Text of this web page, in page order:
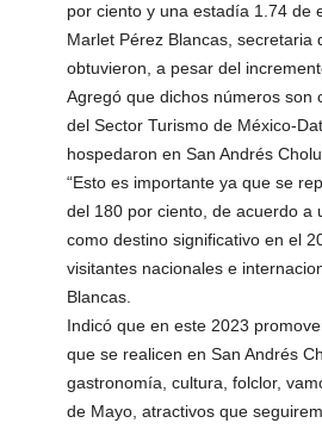
por ciento y una estadía 1.74 de
Marlet Pérez Blancas,
obtuvieron, a pesar del
Agregó que dichos números son
del Sector Turismo de México-
hospedaron en San Andrés
“Esto es importante ya que se
del 180 por ciento, de acuerdo a
como destino significativo en el
visitantes nacionales e
Blancas.
Indicó que en este 2023
que se realicen en San Andrés
gastronomía, cultura, folclor,
de Mayo, atractivos que